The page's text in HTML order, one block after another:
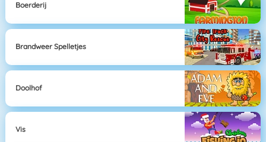
Boerderij
Brandweer Spelletjes
Doolhof
Vis